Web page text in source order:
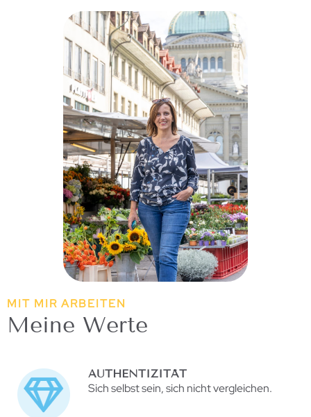
MIT MIR ARBEITEN
Meine Werte
AUTHENTIZITÄT
Sich selbst sein, sich nicht vergleichen.